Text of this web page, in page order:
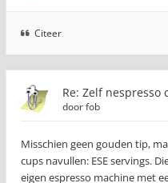
Citeer
Re: Zelf nespresso
doorfob
Misschien geen gouden tip,
cups navullen: ESE servings.
eigen espresso machine met